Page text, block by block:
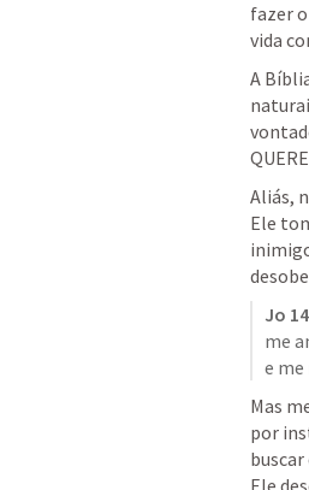
fazer
vida
A
Aliás,
Ele
Jo
me
e
Mas
por
Ele